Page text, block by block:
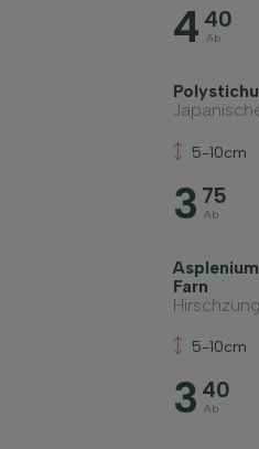
4 40
Ab
5-10cm
3 75
Ab
Farn
5-10cm
3 40
Ab